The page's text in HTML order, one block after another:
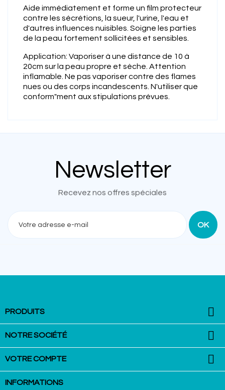
Aide immédiatement et forme un film protecteur
contre les sécrétions, la sueur, l'urine, l'eau et
d'autres influences nuisibles. Soigne les parties
de la peau fortement sollicitées et sensibles.
Application: Vaporiser à une distance de 10 à
20cm sur la peau propre et sèche. Attention
inflamable. Ne pas vaporiser contre des flames
nues ou des corps incandescents. N'utiliser que
conform"ment aux stipulations prévues.
Newsletter
Recevez nos offres spéciales
PRODUITS 
NOTRE SOCIÉTÉ 
VOTRE COMPTE 
INFORMATIONS